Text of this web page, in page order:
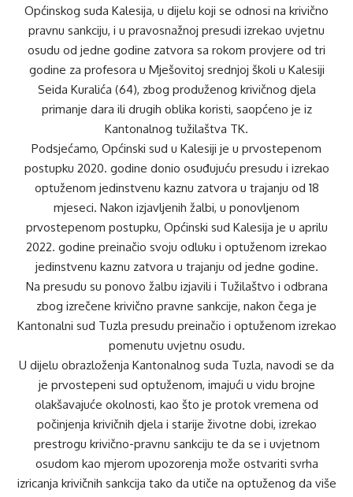
Općinskog suda Kalesija, u dijelu koji se odnosi na krivično
pravnu sankciju, i u pravosnažnoj presudi izrekao uvjetnu
osudu od jedne godine zatvora sa rokom provjere od tri
godine za profesora u Mješovitoj srednjoj školi u Kalesiji
Seida Kuralića (64), zbog produženog krivičnog djela
primanje dara ili drugih oblika koristi, saopćeno je iz
Kantonalnog tužilaštva TK.
Podsjećamo, Općinski sud u Kalesiji je u prvostepenom
postupku 2020. godine donio osuđujuću presudu i izrekao
optuženom jedinstvenu kaznu zatvora u trajanju od 18
mjeseci. Nakon izjavljenih žalbi, u ponovljenom
prvostepenom postupku, Općinski sud Kalesija je u aprilu
2022. godine preinačio svoju odluku i optuženom izrekao
jedinstvenu kaznu zatvora u trajanju od jedne godine.
Na presudu su ponovo žalbu izjavili i Tužilaštvo i odbrana
zbog izrečene krivično pravne sankcije, nakon čega je
Kantonalni sud Tuzla presudu preinačio i optuženom izrekao
pomenutu uvjetnu osudu.
U dijelu obrazloženja Kantonalnog suda Tuzla, navodi se da
je prvostepeni sud optuženom, imajući u vidu brojne
olakšavajuće okolnosti, kao što je protok vremena od
počinjenja krivičnih djela i starije životne dobi, izrekao
prestrogu krivično-pravnu sankciju te da se i uvjetnom
osudom kao mjerom upozorenja može ostvariti svrha
izricanja krivičnih sankcija tako da utiče na optuženog da više